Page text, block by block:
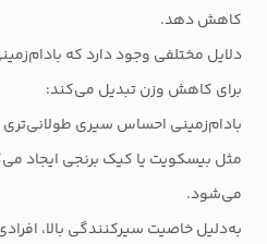
کاهش دهد.
دلایل مختلفی وجود دارد که
برای کاهش وزن تبدیل می‌کند:
بادام‌زمینی احساس سیری
مثل بیسکویت یا کیک برنجی ایجاد
می‌شود.
به‌دلیل خاصیت سیرکنندگی بالا،